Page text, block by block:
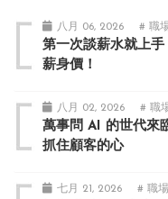
八月 06, 2026 # 職
第一次談薪水就上
薪身價！
八月 02, 2026 # 職
萬事問 AI 的世代來
抓住顧客的心
七月 21, 2026 # 職